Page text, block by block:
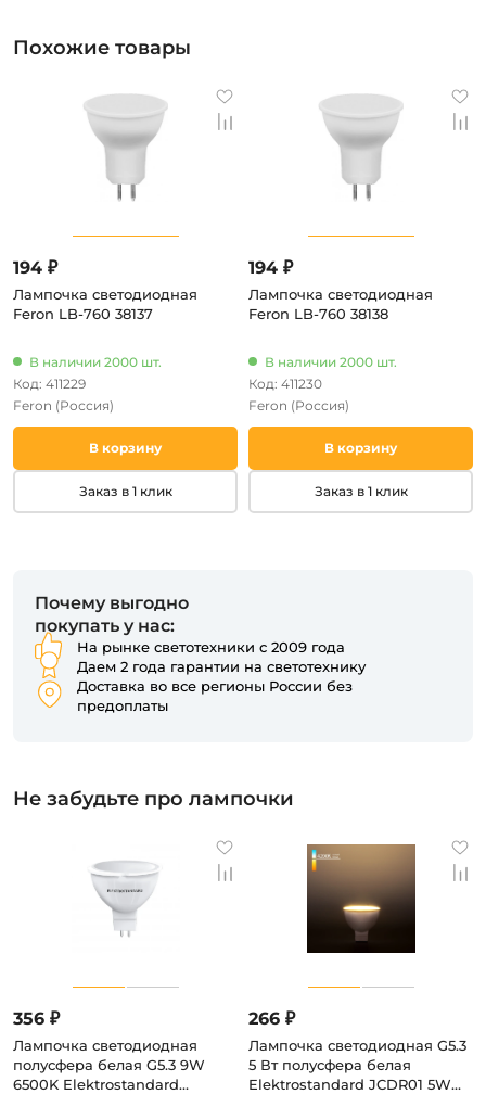
Похожие товары
194 ₽
Лампочка светодиодная
Feron LB-760 38137
В наличии 2000 шт.
Код: 411229
Feron (Россия)
В корзину
Заказ в 1 клик
194 ₽
Лампочка светодиодная
Feron LB-760 38138
В наличии 2000 шт.
Код: 411230
Feron (Россия)
В корзину
Заказ в 1 клик
Почему выгодно
покупать у нас:
На рынке светотехники с 2009 года
Даем 2 года гарантии на светотехнику
Доставка во все регионы России без
предоплаты
Не забудьте про лампочки
356 ₽
Лампочка светодиодная
полусфера белая G5.3 9W
6500K Elektrostandard
266 ₽
Лампочка светодиодная G5.3
5 Вт полусфера белая
Elektrostandard JCDR01 5W